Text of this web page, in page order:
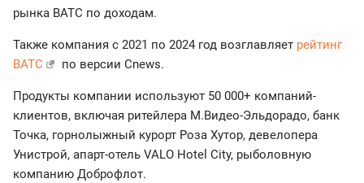
рынка ВАТС по доходам.
Также компания с 2021 по 2024 год возглавляет рейтинг
ВАТС
по версии Сnews.
Продукты компании используют 50 000+ компаний-
клиентов, включая ритейлера М.Видео-Эльдорадо, банк
Точка, горнолыжный курорт Роза Хутор, девелопера
Унистрой, апарт-отель VALO Hotel City, рыболовную
компанию Доброфлот.